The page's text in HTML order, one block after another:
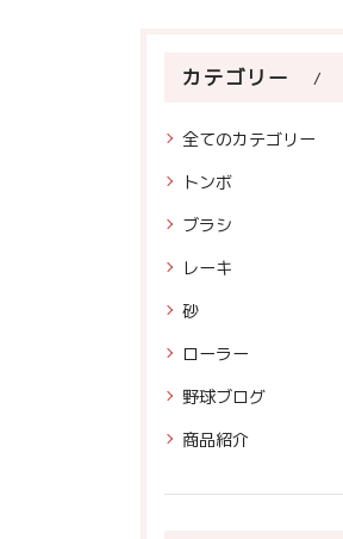
カテゴリー
全てのカテゴリー
トンボ
ブラシ
レーキ
砂
ローラー
野球ブログ
商品紹介